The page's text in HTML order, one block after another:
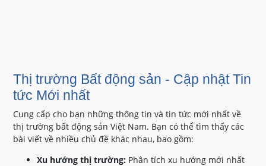
Thị trường Bất động sản - Cập nhật Tin
tức Mới nhất
Cung cấp cho bạn những thông tin và tin tức mới nhất về
thị trường bất động sản Việt Nam. Bạn có thể tìm thấy các
bài viết về nhiều chủ đề khác nhau, bao gồm:
Xu hướng thị trường: Phân tích xu hướng mới nhất